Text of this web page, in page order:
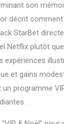
son
décrit
StarBet
Netflix plutôt
expériences
et gains
programme
.